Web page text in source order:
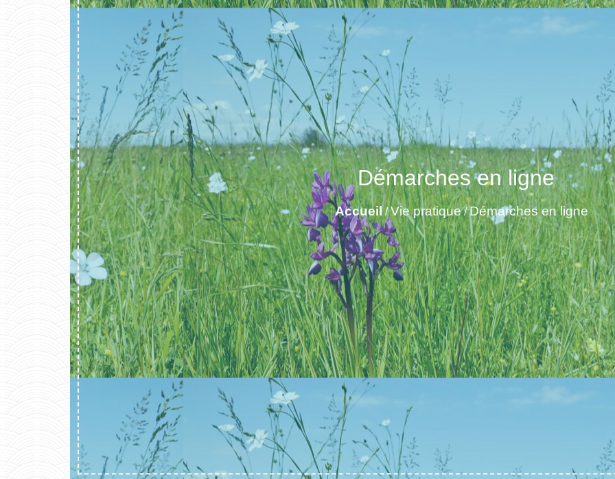
Démarches en ligne
Accueil /Vie pratique/Démarches en ligne